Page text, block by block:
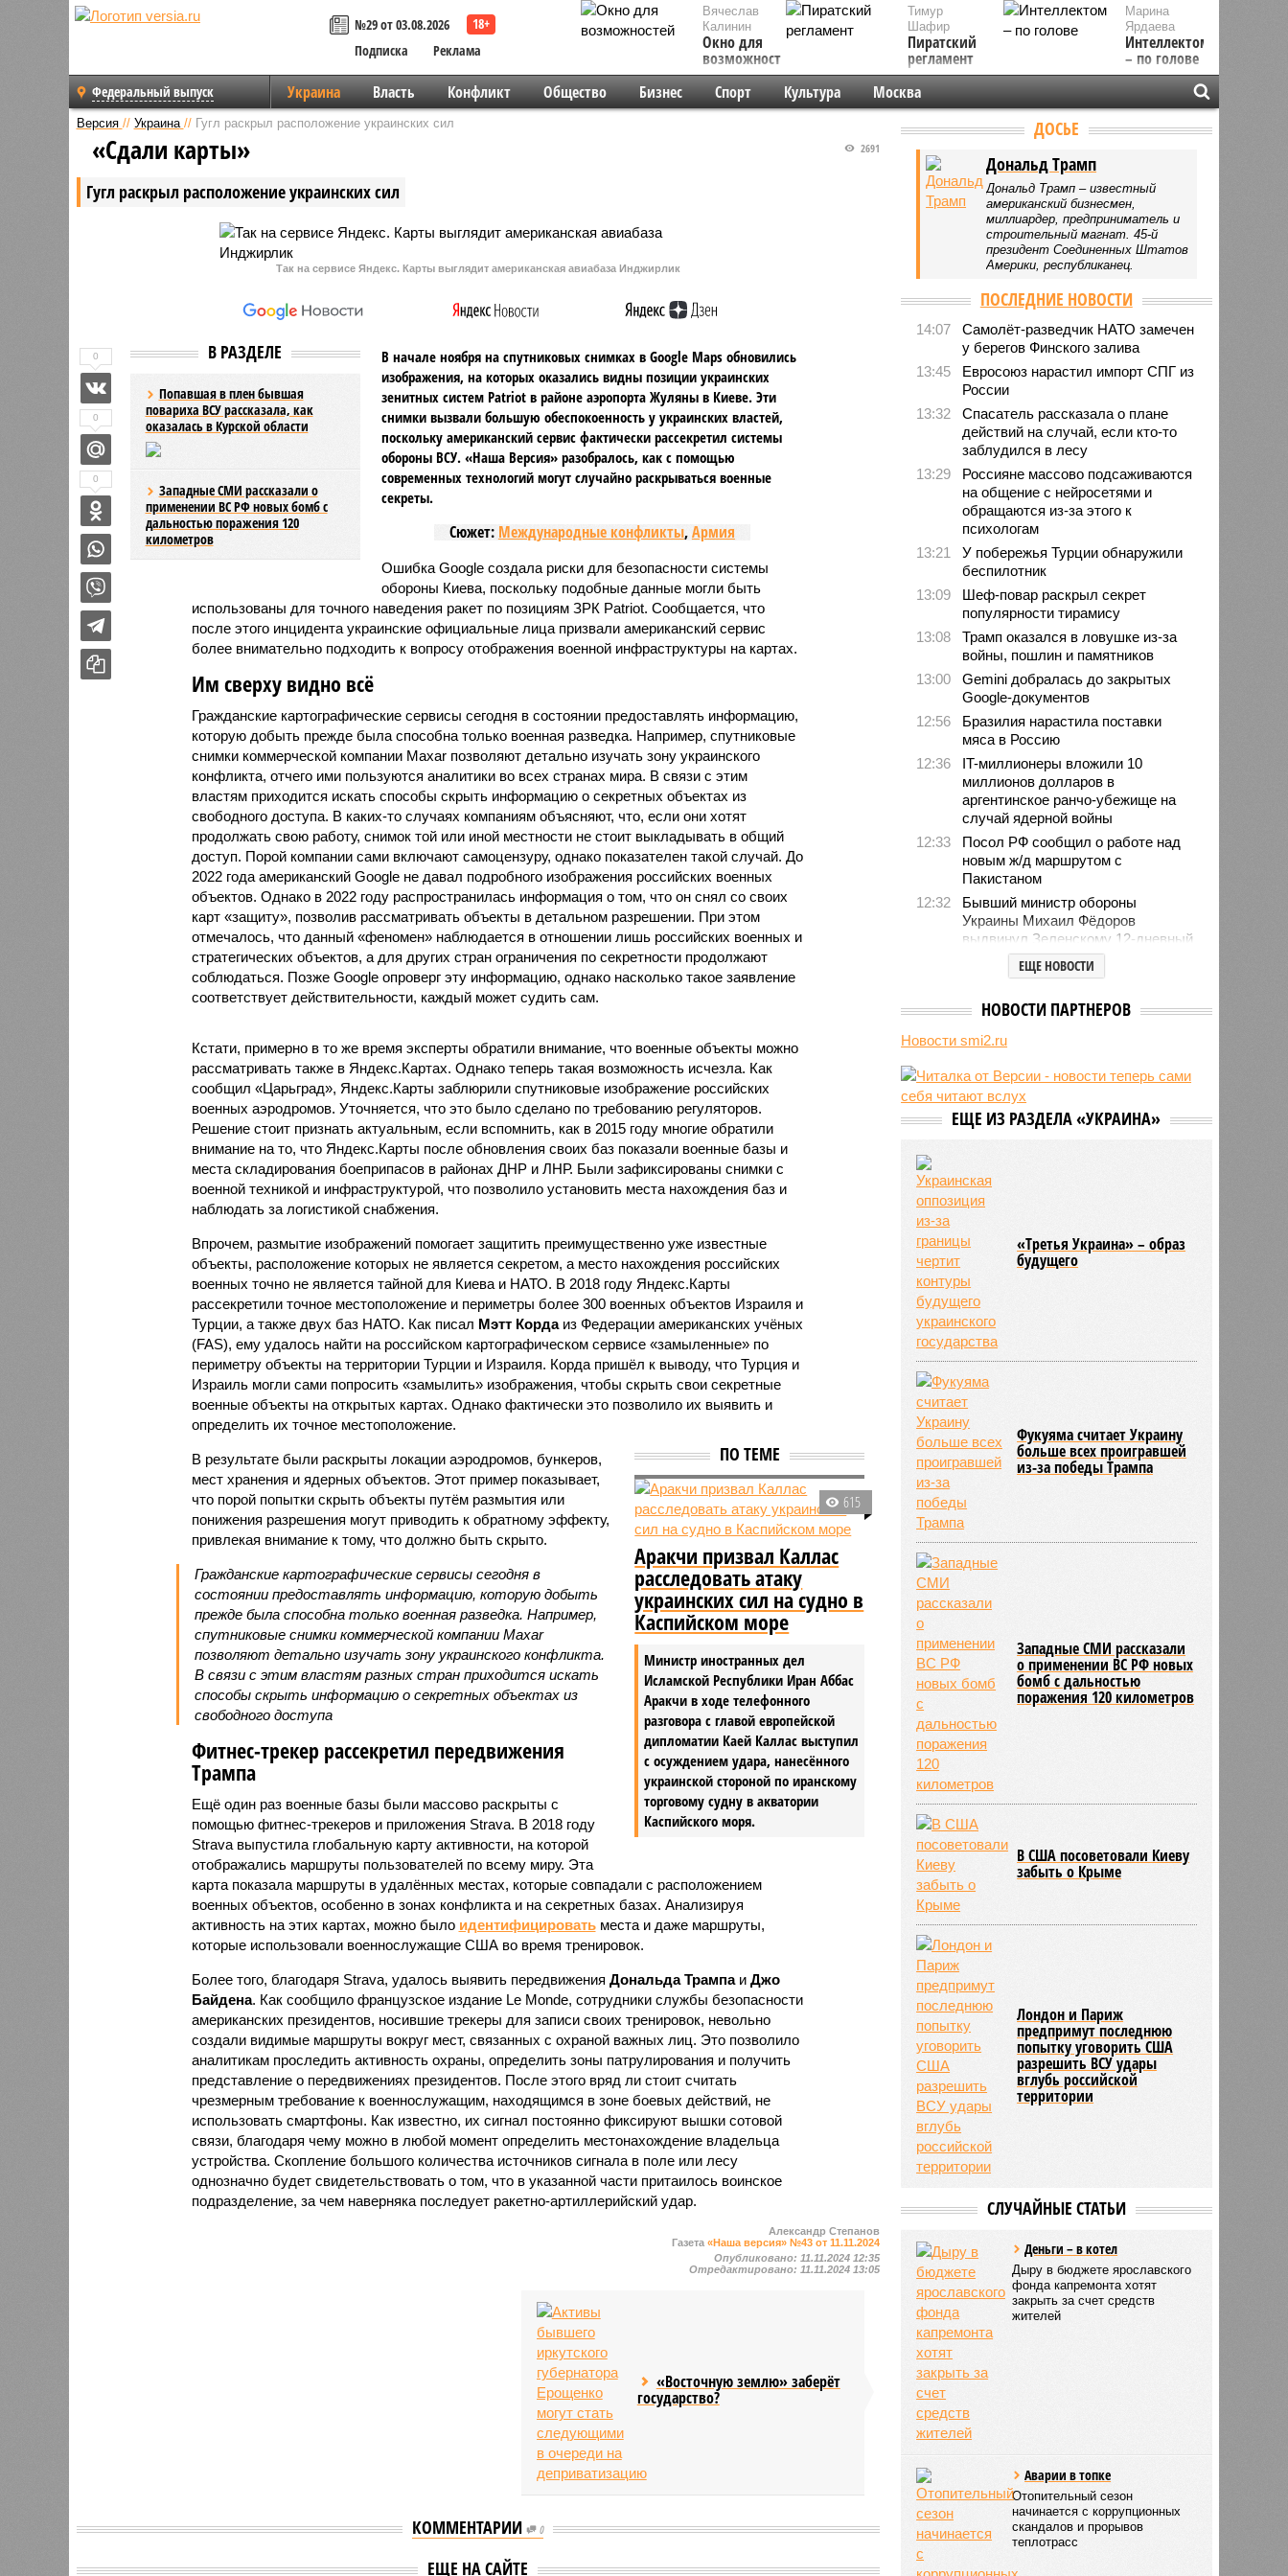
№29 от 03.08.2026
Подписка
Реклама
Вячеслав
Калинин
Окно для
возможностей
Марина
Ярдаева
Интеллектом
– по голове
Тимур
Шафир
Пиратский
регламент
Федеральный выпуск Украина Власть Конфликт Общество Бизнес Спорт Культура Москва
Версия // Украина // Гугл раскрыл расположение украинских сил
Гугл раскрыл расположение украинских сил
2691
«Сдали карты»
Так на сервисе Яндекс. Карты выглядит американская авиабаза Инджирлик
В РАЗДЕЛЕ
Попавшая в плен бывшая
повариха ВСУ рассказала, как
оказалась в Курской области
Западные СМИ рассказали о
применении ВС РФ новых бомб с
дальностью поражения 120
километров
В начале ноября на спутниковых снимках в Google Maps обновились
изображения, на которых оказались видны позиции украинских
зенитных систем Patriot в районе аэропорта Жуляны в Киеве. Эти
снимки вызвали большую обеспокоенность у украинских властей,
поскольку американский сервис фактически рассекретил системы
обороны ВСУ. «Наша Версия» разобралось, как с помощью
современных технологий могут случайно раскрываться военные
секреты.
Сюжет: Международные конфликты,Армия
Ошибка Google создала риски для безопасности системы
обороны Киева, поскольку подобные данные могли быть
использованы для точного наведения ракет по позициям ЗРК Patriot. Сообщается, что
после этого инцидента украинские официальные лица призвали американский сервис
более внимательно подходить к вопросу отображения военной инфраструктуры на картах.
Им сверху видно всё
Гражданские картографические сервисы сегодня в состоянии предоставлять информацию,
которую добыть прежде была способна только военная разведка. Например, спутниковые
снимки коммерческой компании Maxar позволяют детально изучать зону украинского
конфликта, отчего ими пользуются аналитики во всех странах мира. В связи с этим
властям приходится искать способы скрыть информацию о секретных объектах из
свободного доступа. В каких-то случаях компаниям объясняют, что, если они хотят
продолжать свою работу, снимок той или иной местности не стоит выкладывать в общий
доступ. Порой компании сами включают самоцензуру, однако показателен такой случай. До
2022 года американский Google не давал подробного изображения российских военных
объектов. Однако в 2022 году распространилась информация о том, что он снял со своих
карт «защиту», позволив рассматривать объекты в детальном разрешении. При этом
отмечалось, что данный «феномен» наблюдается в отношении лишь российских военных и
стратегических объектов, а для других стран ограничения по секретности продолжают
соблюдаться. Позже Google опроверг эту информацию, однако насколько такое заявление
соответствует действительности, каждый может судить сам.
Кстати, примерно в то же время эксперты обратили внимание, что военные объекты можно
рассматривать также в Яндекс.Картах. Однако теперь такая возможность исчезла. Как
сообщил «Царьград», Яндекс.Карты заблюрили спутниковые изображение российских
военных аэродромов. Уточняется, что это было сделано по требованию регуляторов.
Решение стоит признать актуальным, если вспомнить, как в 2015 году многие обратили
внимание на то, что Яндекс.Карты после обновления своих баз показали военные базы и
места складирования боеприпасов в районах ДНР и ЛНР. Были зафиксированы снимки с
военной техникой и инфраструктурой, что позволило установить места нахождения баз и
наблюдать за логистикой снабжения.
Впрочем, размытие изображений помогает защитить преимущественно уже известные
объекты, расположение которых не является секретом, а место нахождения российских
военных точно не является тайной для Киева и НАТО. В 2018 году Яндекс.Карты
рассекретили точное местоположение и периметры более 300 военных объектов Израиля и
Турции, а также двух баз НАТО. Как писал Мэтт Кордаиз Федерации американских учёных
(FAS), ему удалось найти на российском картографическом сервисе «замыленные» по
периметру объекты на территории Турции и Израиля. Корда пришёл к выводу, что Турция и
Израиль могли сами попросить «замылить» изображения, чтобы скрыть свои секретные
военные объекты на открытых картах. Однако фактически это позволило их выявить и
определить их точное местоположение.
ПО ТЕМЕ
615
Аракчи призвал Каллас
расследовать атаку
украинских сил на судно в
Каспийском море
Министр иностранных дел
Исламской Республики Иран Аббас
Аракчи в ходе телефонного
разговора с главой европейской
дипломатии Каей Каллас выступил
с осуждением удара, нанесённого
украинской стороной по иранскому
торговому судну в акватории
Каспийского моря.
В результате были раскрыты локации аэродромов, бункеров,
мест хранения и ядерных объектов. Этот пример показывает,
что порой попытки скрыть объекты путём размытия или
понижения разрешения могут приводить к обратному эффекту,
привлекая внимание к тому, что должно быть скрыто.
Гражданские картографические сервисы сегодня в
состоянии предоставлять информацию, которую добыть
прежде была способна только военная разведка. Например,
спутниковые снимки коммерческой компании Maxar
позволяют детально изучать зону украинского конфликта.
В связи с этим властям разных стран приходится искать
способы скрыть информацию о секретных объектах из
свободного доступа
Фитнес-трекер рассекретил передвижения
Трампа
Ещё один раз военные базы были массово раскрыты с
помощью фитнес-трекеров и приложения Strava. В 2018 году
Strava выпустила глобальную карту активности, на которой
отображались маршруты пользователей по всему миру. Эта
карта показала маршруты в удалённых местах, которые совпадали с расположением
военных объектов, особенно в зонах конфликта и на секретных базах. Анализируя
активность на этих картах, можно было идентифицироватьместа и даже маршруты,
которые использовали военнослужащие США во время тренировок.
Более того, благодаря Strava, удалось выявить передвижения Дональда Трампаи Джо
Байдена. Как сообщило французское издание Le Monde, сотрудники службы безопасности
американских президентов, носившие трекеры для записи своих тренировок, невольно
создали видимые маршруты вокруг мест, связанных с охраной важных лиц. Это позволило
аналитикам проследить активность охраны, определить зоны патрулирования и получить
представление о передвижениях президентов. После этого вряд ли стоит считать
чрезмерным требование к военнослужащим, находящимся в зоне боевых действий, не
использовать смартфоны. Как известно, их сигнал постоянно фиксируют вышки сотовой
связи, благодаря чему можно в любой момент определить местонахождение владельца
устройства. Скопление большого количества источников сигнала в поле или лесу
однозначно будет свидетельствовать о том, что в указанной части притаилось воинское
подразделение, за чем наверняка последует ракетно-артиллерийский удар.
0
0
0
Александр Степанов
Газета«Наша версия» №43 от 11.11.2024
Опубликовано: 11.11.2024 12:35
Отредактировано: 11.11.2024 13:05
«Восточную землю» заберёт
государство?
КОММЕНТАРИИ 0
ЕЩЕ НА САЙТЕ
Число жертв удара ВСУ
украинских спецслужб
расшатать ситуацию в РФ
ДОСЬЕ
Дональд Трамп
Дональд Трамп – известный
американский бизнесмен,
миллиардер, предприниматель и
строительный магнат. 45-й
президент Соединенных Штатов
Америки, республиканец.
ПОСЛЕДНИЕ НОВОСТИ
14:07
Самолёт-разведчик НАТО замечен
у берегов Финского залива
13:45
Евросоюз нарастил импорт СПГ из
России
13:32
Спасатель рассказала о плане
действий на случай, если кто-то
заблудился в лесу
13:29
Россияне массово подсаживаются
на общение с нейросетями и
обращаются из-за этого к
психологам
13:21
У побережья Турции обнаружили
беспилотник
13:09
Шеф-повар раскрыл секрет
популярности тирамису
13:08
Трамп оказался в ловушке из-за
войны, пошлин и памятников
13:00
Gemini добралась до закрытых
Google-документов
12:56
Бразилия нарастила поставки
мяса в Россию
12:36
IT-миллионеры вложили 10
миллионов долларов в
аргентинское ранчо-убежище на
случай ядерной войны
12:33
Посол РФ сообщил о работе над
новым ж/д маршрутом с
Пакистаном
12:32
Бывший министр обороны
Украины Михаил Фёдоров
выдвинул Зеленскому 12-дневный
ультиматум
Удары США лишь замедлили
блогер передумал из-за реакции
11:43
Итальянские аграрии забили
тревогу из-за засухи
ЕЩЕ НОВОСТИ
НОВОСТИ ПАРТНЕРОВ
Новости smi2.ru
ЕЩЕ ИЗ РАЗДЕЛА «УКРАИНА»
«Третья Украина» – образ
будущего
Фукуяма считает Украину
больше всех проигравшей
из-за победы Трампа
Западные СМИ рассказали
о применении ВС РФ новых
бомб с дальностью
поражения 120 километров
В США посоветовали Киеву
забыть о Крыме
Лондон и Париж
предпримут последнюю
попытку уговорить США
разрешить ВСУ удары
вглубь российской
территории
СЛУЧАЙНЫЕ СТАТЬИ
Деньги – в котел
Дыру в бюджете ярославского
фонда капремонта хотят
закрыть за счет средств
жителей
Аварии в топке
Отопительный сезон
начинается с коррупционных
скандалов и прорывов
теплотрасс